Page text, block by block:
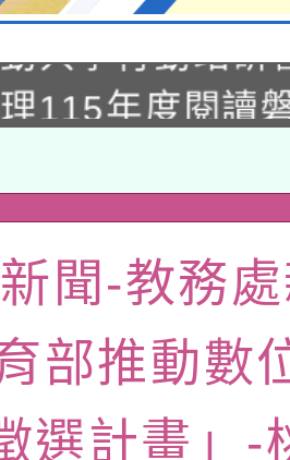
共學行動站研
115年度閱讀
養講師名單
內容與教學軟
陸委員會函釋公
赴陸應申請許可
濟部水利署委託
究院辦理「
月22日(星期六
聞-教務
育部推動數
選計畫」-